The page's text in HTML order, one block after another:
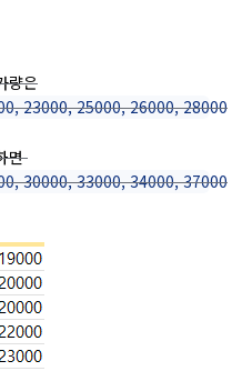
량은
23000, 25000, 26000, 28000
면
30000, 33000, 34000, 37000